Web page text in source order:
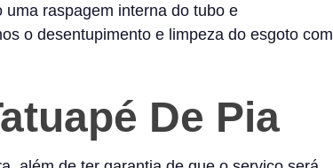
uma raspagem interna do tubo e
o desentupimento e limpeza do esgoto com
De Pia